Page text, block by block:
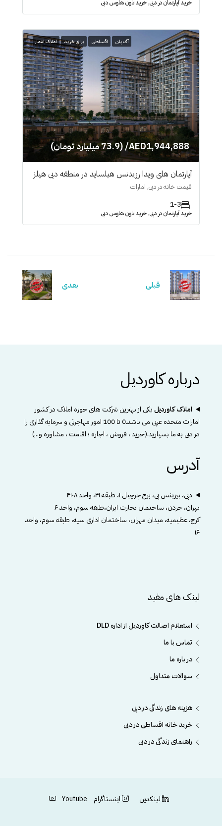
خرید آپارتمان در دبی, خرید تاون هاوس دبی
آف پلن اقساطی برای خرید املاک اعمار
AED1,944,888/ (73.9 میلیارد تومان)
آپارتمان های ویدا رزیدنس هیلساید در منطقه دبی هیلز
قیمت خانه در دبی, امارات
1-3
خرید آپارتمان در دبی, خرید تاون هاوس دبی
قبلی بعدی
درباره کاوردیل
املاک کاوردیلیکی از بهترین شرکت های حوزه املاک در کشور
امارات متحده عربی می باشد.0 تا 100 امور مهاجرتی و سرمایه گذاری را
در دبی به ما بسپارید.(خرید ، فروش ، اجاره ؛ اقامت ، مشاوره و...)
آدرس
دبی، بیزینس بی، برج چرچیل ۱، طبقه ۴۱، واحد ۴۱۰۸
تهران، جردن، ساختمان تجارت ایران،طبقه سوم، واحد ۶
کرج، عظیمیه، میدان مهران، ساختمان اداری سپه، طبقه سوم، واحد
۱۶
لینک های مفید
استعلام اصالت کاوردیل از اداره DLD
تماس با ما
در باره ما
سوالات متداول
هزینه های زندگی در دبی
خرید خانه اقساطی در دبی
راهنمای زندگی در دبی
لینکدین اینستاگرام Youtube